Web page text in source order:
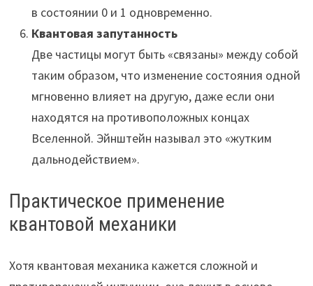
в состоянии 0 и 1 одновременно.
Квантовая запутанность
Две частицы могут быть «связаны» между собой
таким образом, что изменение состояния одной
мгновенно влияет на другую, даже если они
находятся на противоположных концах
Вселенной. Эйнштейн называл это «жутким
дальнодействием».
Практическое применение
квантовой механики
Хотя квантовая механика кажется сложной и